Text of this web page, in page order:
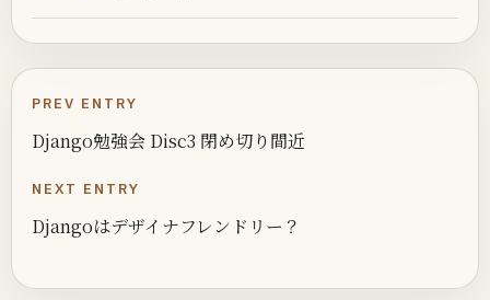
PREV ENTRY
Django勉強会 Disc3 閉め切り間近
NEXT ENTRY
Djangoはデザイナフレンドリー？